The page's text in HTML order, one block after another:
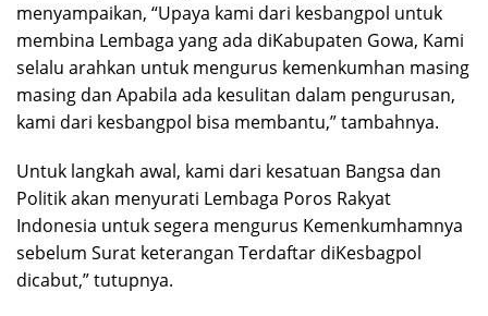
menyampaikan, “Upaya kami dari kesbangpol untuk
membina Lembaga yang ada diKabupaten Gowa, Kami
selalu arahkan untuk mengurus kemenkumhan masing
masing dan Apabila ada kesulitan dalam pengurusan,
kami dari kesbangpol bisa membantu,” tambahnya.
Untuk langkah awal, kami dari kesatuan Bangsa dan
Politik akan menyurati Lembaga Poros Rakyat
Indonesia untuk segera mengurus Kemenkumhamnya
sebelum Surat keterangan Terdaftar diKesbagpol
dicabut,” tutupnya.